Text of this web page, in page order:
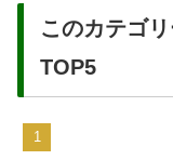
このカテゴ
TOP5